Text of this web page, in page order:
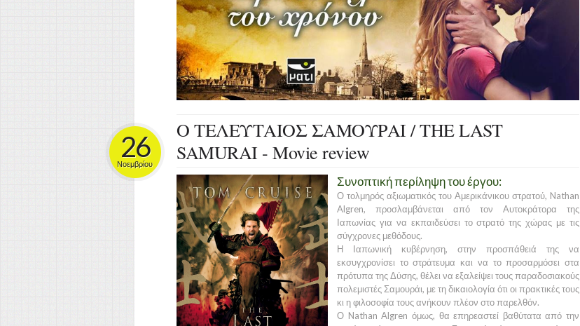
Ο ΤΕΛΕΥΤΑΙΟΣ ΣΑΜΟΥΡΑΙ / THE LAST
SAMURAI - Movie review
26
Νοεμβρίου
Συνοπτική περίληψη του έργου:
Ο τολμηρός αξιωματικός του Αμερικάνικου στρατού, Nathan
Algren, προσλαμβάνεται από τον Αυτοκράτορα της
Ιαπωνίας για να εκπαιδεύσει το στρατό της χώρας με τις
σύγχρονες μεθόδους.
Η Ιαπωνική κυβέρνηση, στην προσπάθειά της να
εκσυγχρονίσει το στράτευμα και να το προσαρμόσει στα
πρότυπα τηςΔύσης, θέλει να εξαλείψει τους παραδοσιακούς
πολεμιστές Σαμουράι, με τη δικαιολογία ότι οι πρακτικές τους
κι η φιλοσοφία τους ανήκουν πλέον στο παρελθόν.
Ο Nathan Algren όμως, θα επηρεαστεί βαθύτατα από την